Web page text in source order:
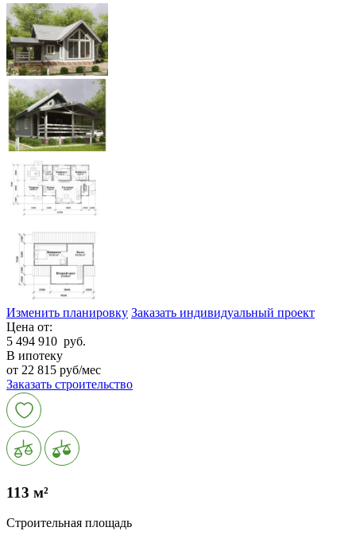
Изменить планировку Заказать индивидуальный проект
Цена от:
5 494 910 руб.
В ипотеку
от 22 815 руб/мес
Заказать строительство
113 м²
Строительная площадь